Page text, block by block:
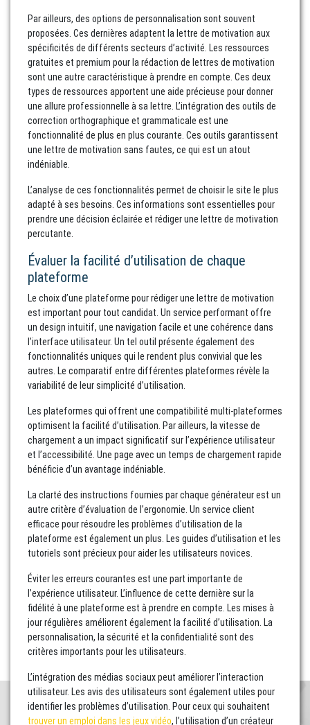
Par ailleurs, des options de personnalisation sont souvent
proposées. Ces dernières adaptent la lettre de motivation aux
spécificités de différents secteurs d’activité. Les ressources
gratuites et premium pour la rédaction de lettres de motivation
sont une autre caractéristique à prendre en compte. Ces deux
types de ressources apportent une aide précieuse pour donner
une allure professionnelle à sa lettre. L’intégration des outils de
correction orthographique et grammaticale est une
fonctionnalité de plus en plus courante. Ces outils garantissent
une lettre de motivation sans fautes, ce qui est un atout
indéniable.
L’analyse de ces fonctionnalités permet de choisir le site le plus
adapté à ses besoins. Ces informations sont essentielles pour
prendre une décision éclairée et rédiger une lettre de motivation
percutante.
Évaluer la facilité d’utilisation de chaque
plateforme
Le choix d’une plateforme pour rédiger une lettre de motivation
est important pour tout candidat. Un service performant offre
un design intuitif, une navigation facile et une cohérence dans
l’interface utilisateur. Un tel outil présente également des
fonctionnalités uniques qui le rendent plus convivial que les
autres. Le comparatif entre différentes plateformes révèle la
variabilité de leur simplicité d’utilisation.
Les plateformes qui offrent une compatibilité multi-plateformes
optimisent la facilité d’utilisation. Par ailleurs, la vitesse de
chargement a un impact significatif sur l’expérience utilisateur
et l’accessibilité. Une page avec un temps de chargement rapide
bénéficie d’un avantage indéniable.
La clarté des instructions fournies par chaque générateur est un
autre critère d’évaluation de l’ergonomie. Un service client
efficace pour résoudre les problèmes d’utilisation de la
plateforme est également un plus. Les guides d’utilisation et les
tutoriels sont précieux pour aider les utilisateurs novices.
Éviter les erreurs courantes est une part importante de
l’expérience utilisateur. L’influence de cette dernière sur la
fidélité à une plateforme est à prendre en compte. Les mises à
jour régulières améliorent également la facilité d’utilisation. La
personnalisation, la sécurité et la confidentialité sont des
critères importants pour les utilisateurs.
L’intégration des médias sociaux peut améliorer l’interaction
utilisateur. Les avis des utilisateurs sont également utiles pour
identifier les problèmes d’utilisation. Pour ceux qui souhaitent
trouver un emploi dans les jeux vidéo, l’utilisation d’un créateur